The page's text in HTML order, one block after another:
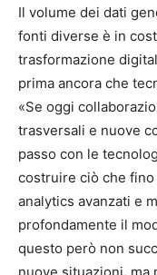
Il volume dei dati
fonti diverse è in
trasformazione
prima ancora che
«Se oggi
trasversali e nuove
passo con le
costruire ciò che fino
analytics avanzati e
profondamente il
questo però non